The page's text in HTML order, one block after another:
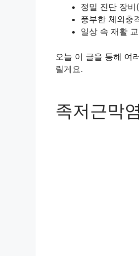
정밀 진단 장비
풍부한 체외충
일상 속 재활
오늘 이 글을 통해 여
릴게요.
족저근막